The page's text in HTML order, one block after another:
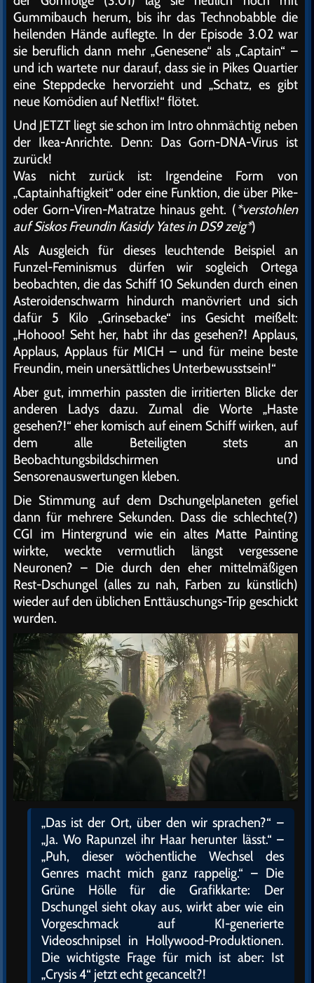
Gummibauch herum, bis ihr das Technobabble die
heilenden Hände auflegte. In der Episode 3.02 war
sie beruflich dann mehr „Genesene“ als „Captain“ –
und ich wartete nur darauf, dass sie in Pikes Quartier
eine Steppdecke hervorzieht und „Schatz, es gibt
neue Komödien auf Netflix!“ flötet.
Und JETZT liegt sie schon im Intro ohnmächtig neben
der Ikea-Anrichte. Denn: Das Gorn-DNA-Virus ist
zurück!
Was nicht zurück ist: Irgendeine Form von
„Captainhaftigkeit“ oder eine Funktion, die über Pike-
oder Gorn-Viren-Matratze hinaus geht. (*verstohlen
auf Siskos Freundin Kasidy Yates in DS9 zeig*)
Als Ausgleich für dieses leuchtende Beispiel an
Funzel-Feminismus dürfen wir sogleich Ortega
beobachten, die das Schiff 10 Sekunden durch einen
Asteroidenschwarm hindurch manövriert und sich
dafür 5 Kilo „Grinsebacke“ ins Gesicht meißelt:
„Hohooo! Seht her, habt ihr das gesehen?! Applaus,
Applaus, Applaus für MICH – und für meine beste
Freundin, mein unersättliches Unterbewusstsein!“
Aber gut, immerhin passten die irritierten Blicke der
anderen Ladys dazu. Zumal die Worte „Haste
gesehen?!“ eher komisch auf einem Schiff wirken, auf
dem alle Beteiligten stets an
Beobachtungsbildschirmen und
Sensorenauswertungen kleben.
Die Stimmung auf dem Dschungelplaneten gefiel
dann für mehrere Sekunden. Dass die schlechte(?)
CGI im Hintergrund wie ein altes Matte Painting
wirkte, weckte vermutlich längst vergessene
Neuronen? – Die durch den eher mittelmäßigen
Rest-Dschungel (alles zu nah, Farben zu künstlich)
wieder auf den üblichen Enttäuschungs-Trip geschickt
wurden.
„Das ist der Ort, über den wir sprachen?“ –
„Ja. Wo Rapunzel ihr Haar herunter lässt.“ –
„Puh, dieser wöchentliche Wechsel des
Genres macht mich ganz rappelig.“ – Die
Grüne Hölle für die Grafikkarte: Der
Dschungel sieht okay aus, wirkt aber wie ein
Vorgeschmack auf KI-generierte
Videoschnipsel in Hollywood-Produktionen.
Die wichtigste Frage für mich ist aber: Ist
„Crysis 4“ jetzt echt gecancelt?!